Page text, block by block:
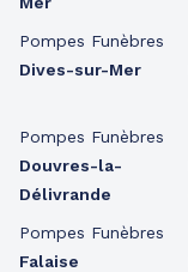
Pompes Funèbres
Dives-sur-Mer
Pompes Funèbres
Douvres-la-
Délivrande
Pompes Funèbres
Falaise